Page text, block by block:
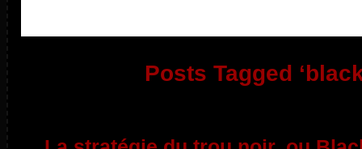
Posts Tagged